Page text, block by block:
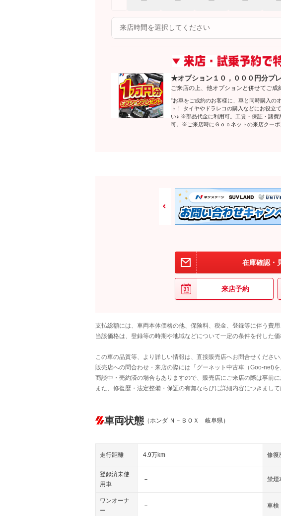
★オプション１０，０００円分プ
ご来店の上、他オプションと併せてご成
”お車をご成約のお客様に、車と同時購入の
ト！ タイヤやドラレコの購入などにお役立
い♪ ※部品代金に利用可。工賃・保証・諸
可。※ご来店時にＧｏｏネットの来店クー
在庫確認・
来店予約
支払総額には、車両本体価格の他、保険料、税金、登録等に伴う費
当該価格は、登録等の時期や地域などについて一定の条件を付した価
この車の品質等、より詳しい情報は、直接販売店へお問合せください
販売店への問合わせ・来店の際には「グーネット中古車（Goo-net)を
商談中・売約済の場合もありますので、販売店にご来店の際は事前
また、修復歴・法定整備・保証の有無ならびに詳細内容につきまし
車両状態 （ホンダ Ｎ－ＢＯＸ 岐阜県）
走行距離 4.9万km 修復
登録済未使
用車
－ 禁煙
ワンオーナ
ー
－ 車検